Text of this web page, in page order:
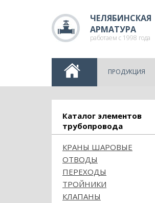
ЧЕЛЯБИНСКАЯ
АРМАТУРА
работаем с 1998 года
ПРОДУКЦИЯ
Каталог элементов
трубопровода
КРАНЫ ШАРОВЫЕ
ОТВОДЫ
ПЕРЕХОДЫ
ТРОЙНИКИ
КЛАПАНЫ